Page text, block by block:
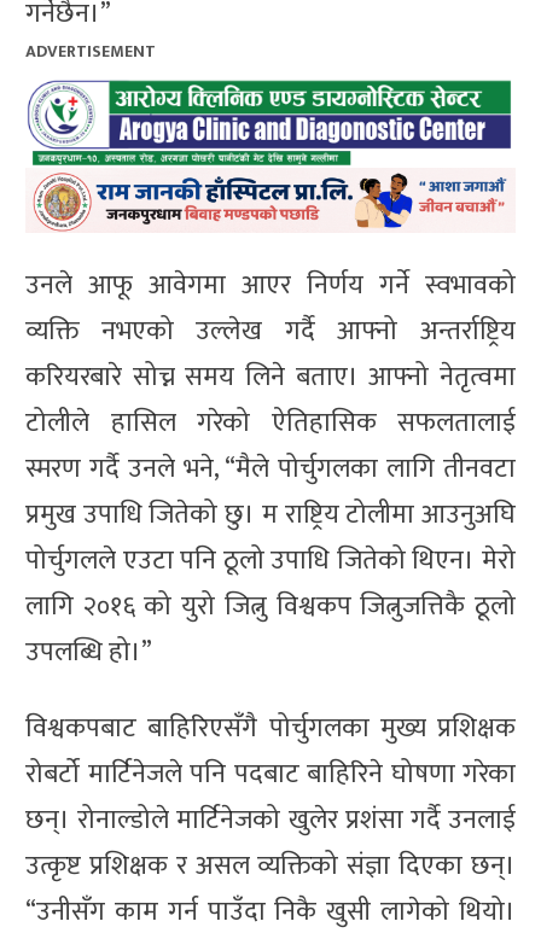
गर्नेछैन।”
ADVERTISEMENT
उनले आफू आवेगमा आएर निर्णय गर्ने स्वभावको
व्यक्ति नभएको उल्लेख गर्दै आफ्नो अन्तर्राष्ट्रिय
करियरबारे सोच्न समय लिने बताए। आफ्नो नेतृत्वमा
टोलीले हासिल गरेको ऐतिहासिक सफलतालाई
स्मरण गर्दै उनले भने, “मैले पोर्चुगलका लागि तीनवटा
प्रमुख उपाधि जितेको छु। म राष्ट्रिय टोलीमा आउनुअघि
पोर्चुगलले एउटा पनि ठूलो उपाधि जितेको थिएन। मेरो
लागि २०१६ को युरो जित्नु विश्वकप जित्नुजत्तिकै ठूलो
उपलब्धि हो।”
विश्वकपबाट बाहिरिएसँगै पोर्चुगलका मुख्य प्रशिक्षक
रोबर्टो मार्टिनेजले पनि पदबाट बाहिरिने घोषणा गरेका
छन्। रोनाल्डोले मार्टिनेजको खुलेर प्रशंसा गर्दै उनलाई
उत्कृष्ट प्रशिक्षक र असल व्यक्तिको संज्ञा दिएका छन्।
“उनीसँग काम गर्न पाउँदा निकै खुसी लागेको थियो।